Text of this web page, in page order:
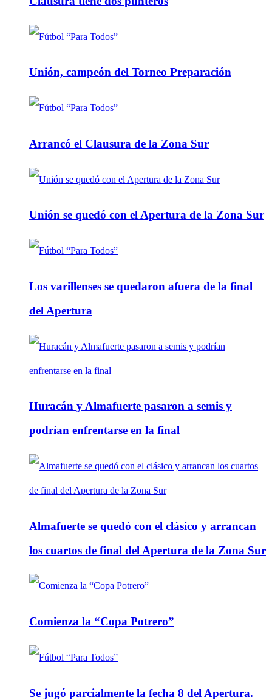
Unión, campeón del Torneo Preparación
Arrancó el Clausura de la Zona Sur
Unión se quedó con el Apertura de la Zona Sur
Los varillenses se quedaron afuera de la final
del Apertura
Huracán y Almafuerte pasaron a semis y
podrían enfrentarse en la final
Almafuerte se quedó con el clásico y arrancan
los cuartos de final del Apertura de la Zona Sur
Comienza la “Copa Potrero”
Se jugó parcialmente la fecha 8 del Apertura.